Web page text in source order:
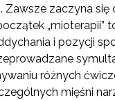
Zawsze zaczyna się
„mioterapii”
i pozycji
różnych
mięśni